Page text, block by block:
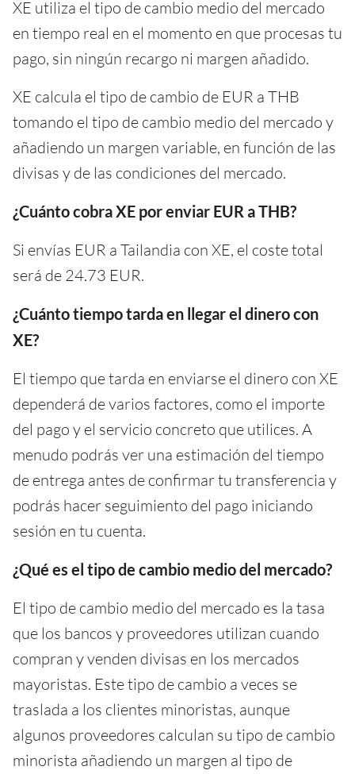
XE utiliza el tipo de cambio medio del mercado
en tiempo real en el momento en que procesas tu
pago, sin ningún recargo ni margen añadido.
XE calcula el tipo de cambio de EUR a THB
tomando el tipo de cambio medio del mercado y
añadiendo un margen variable, en función de las
divisas y de las condiciones del mercado.
¿Cuánto cobra XE por enviar EUR a THB?
Si envías EUR a Tailandia con XE, el coste total
será de 24.73 EUR.
¿Cuánto tiempo tarda en llegar el dinero con
XE?
El tiempo que tarda en enviarse el dinero con XE
dependerá de varios factores, como el importe
del pago y el servicio concreto que utilices. A
menudo podrás ver una estimación del tiempo
de entrega antes de confirmar tu transferencia y
podrás hacer seguimiento del pago iniciando
sesión en tu cuenta.
¿Qué es el tipo de cambio medio del mercado?
El tipo de cambio medio del mercado es la tasa
que los bancos y proveedores utilizan cuando
compran y venden divisas en los mercados
mayoristas. Este tipo de cambio a veces se
traslada a los clientes minoristas, aunque
algunos proveedores calculan su tipo de cambio
minorista añadiendo un margen al tipo de